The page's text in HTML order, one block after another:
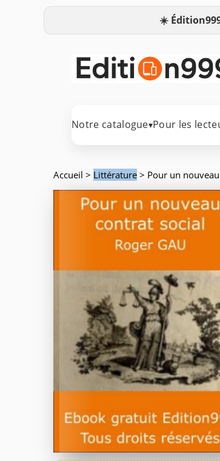
☀️
Notre catalogue▾Pour les
Accueil > Littérature > Pour un